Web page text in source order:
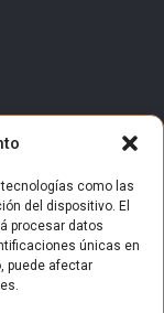
como las
del dispositivo. El
procesar datos
únicas en
puede afectar